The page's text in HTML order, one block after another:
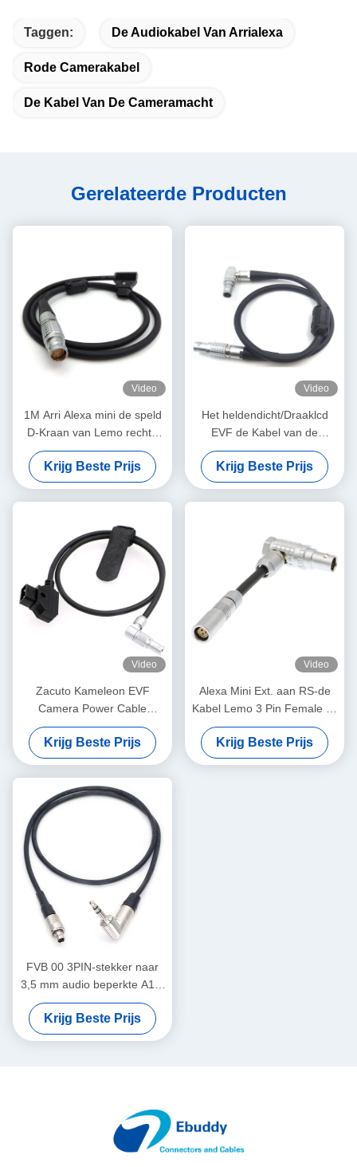
Taggen: De Audiokabel Van Arrialexa
Rode Camerakabel
De Kabel Van De Cameramacht
Gerelateerde Producten
Video
1M Arri Alexa mini de speld
D-Kraan van Lemo rechte
FGJ 2B 8 van de
machtskabel kabel
Krijg Beste Prijs
Video
Het heldendicht/Draaklcd
EVF de Kabel van de
Cameramacht Lemo 16
Speld aan 16 speldt
rechtstreeks aan Juist
Contacttype
Krijg Beste Prijs
Video
Zacuto Kameleon EVF
Camera Power Cable
Draaibaar Lemo Rechte
Hoek 4 Pin Mannelijk Tot
Omgekeerd D-Tap
Krijg Beste Prijs
Video
Alexa Mini Ext. aan RS-de
Kabel Lemo 3 Pin Female To
7 van de Machtsadapter Pin
Male
Krijg Beste Prijs
FVB 00 3PIN-stekker naar
3,5 mm audio beperkte A10-
TX tijdcodekabel
Krijg Beste Prijs